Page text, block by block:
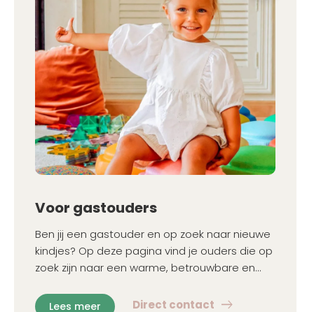
Voor gastouders
Ben jij een gastouder en op zoek naar nieuwe
kindjes? Op deze pagina vind je ouders die op
zoek zijn naar een warme, betrouwbare en
Lees meer Direct contact